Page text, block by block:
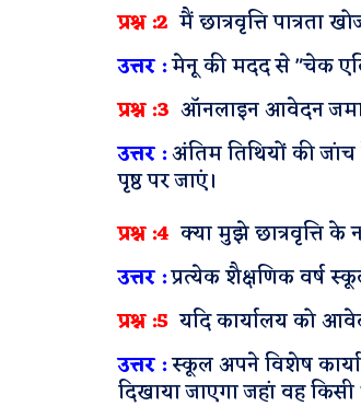
प्रश्न :2 मैं छात्रवृत्ति पात्रता
उत्तर :मेनू की मदद से "चेक
प्रश्न :3 ऑनलाइन आवेदन जमा
उत्तर :अंतिम तिथियों की
पृष्ठ पर जाएं।
प्रश्न :4 क्या मुझे छात्रवृत्ति
उत्तर :प्रत्येक शैक्षणिक वर्ष
प्रश्न :5यदि कार्यालय को
उत्तर :स्कूल अपने विशेष
दिखाया जाएगा जहां वह